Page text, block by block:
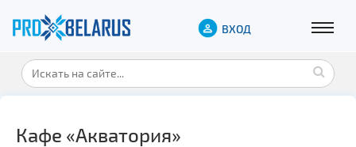
ВХОД
Кафе «Акватория»